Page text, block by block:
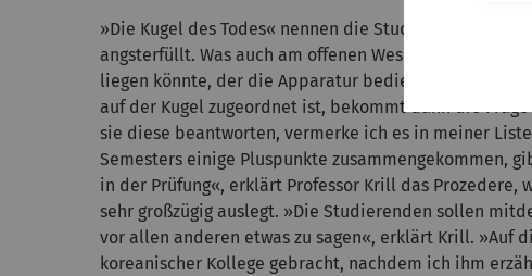
»Die Kugel des Todes« nennen die Studierenden sie –
angsterfüllt. Was auch am offenen Wesen des
liegen könnte, der die Apparatur bedient. Der
auf der Kugel zugeordnet ist, bekommt dann die
sie diese beantworten, vermerke ich es in meiner
Semesters einige Pluspunkte zusammengekommen,
in der Prüfung«, erklärt Professor Krill das Prozedere,
sehr großzügig auslegt. »Die Studierenden sollen
vor allen anderen etwas zu sagen«, erklärt Krill. »Auf
koreanischer Kollege gebracht, nachdem ich ihm